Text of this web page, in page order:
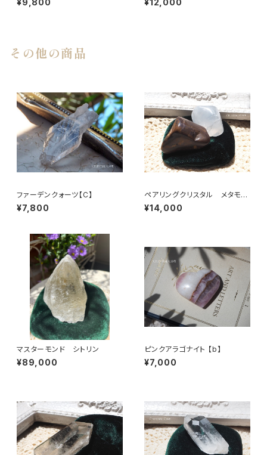
¥9,800 ¥12,000
その他の商品
ファーデンクォーツ【C】
¥7,800
ペアリングクリスタル メタモル
フォーシスクォーツ＆ビックスフ
ォーメーションピクチャージャス
¥14,000
マスターモンド シトリン
¥89,000
ピンクアラゴナイト 【b】
¥7,000